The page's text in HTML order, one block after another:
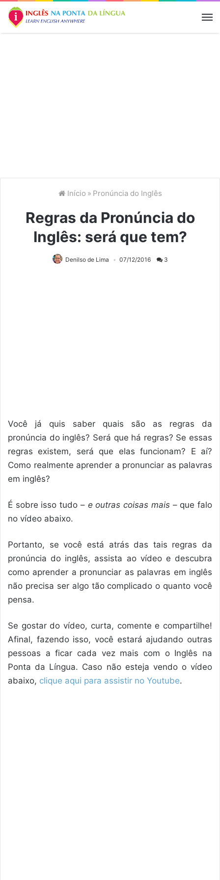
Início » Pronúncia do Inglês
Regras da Pronúncia do
Inglês: será que tem?
Denilso de Lima 07/12/2016 3
Você já quis saber quais são as regras da
pronúncia do inglês? Será que há regras? Se essas
regras existem, será que elas funcionam? E aí?
Como realmente aprender a pronunciar as palavras
em inglês?
É sobre isso tudo – e outras coisas mais– que falo
no vídeo abaixo.
Portanto, se você está atrás das tais regras da
pronúncia do inglês, assista ao vídeo e descubra
como aprender a pronunciar as palavras em inglês
não precisa ser algo tão complicado o quanto você
pensa.
Se gostar do vídeo, curta, comente e compartilhe!
Afinal, fazendo isso, você estará ajudando outras
pessoas a ficar cada vez mais com o Inglês na
Ponta da Língua. Caso não esteja vendo o vídeo
abaixo, clique aqui para assistir no Youtube.